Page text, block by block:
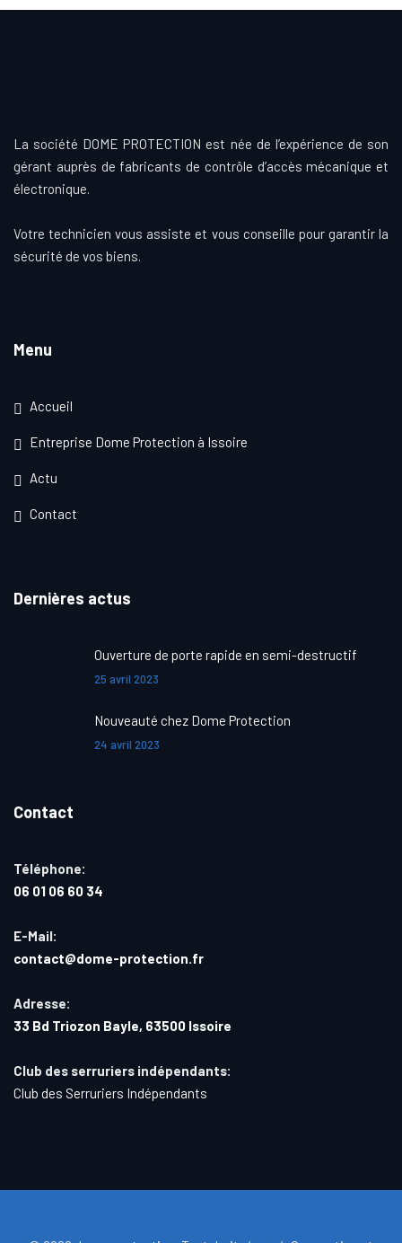
La société DOME PROTECTION est née de l’expérience de son
gérant auprès de fabricants de contrôle d’accès mécanique et
électronique.
Votre technicien vous assiste et vous conseille pour garantir la
sécurité de vos biens.
Menu
Accueil
Entreprise Dome Protection à Issoire
Actu
Contact
Dernières actus
Ouverture de porte rapide en semi-destructif
25 avril 2023
Nouveauté chez Dome Protection
24 avril 2023
Contact
Téléphone:
06 01 06 60 34
E-Mail:
contact@dome-protection.fr
Adresse:
33 Bd Triozon Bayle, 63500 Issoire
Club des serruriers indépendants:
Club des Serruriers Indépendants